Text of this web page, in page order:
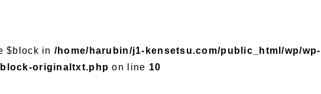
$block in /home/harubin/j1-kensetsu.com/public_html/wp/wp-
originaltxt.php on line 10